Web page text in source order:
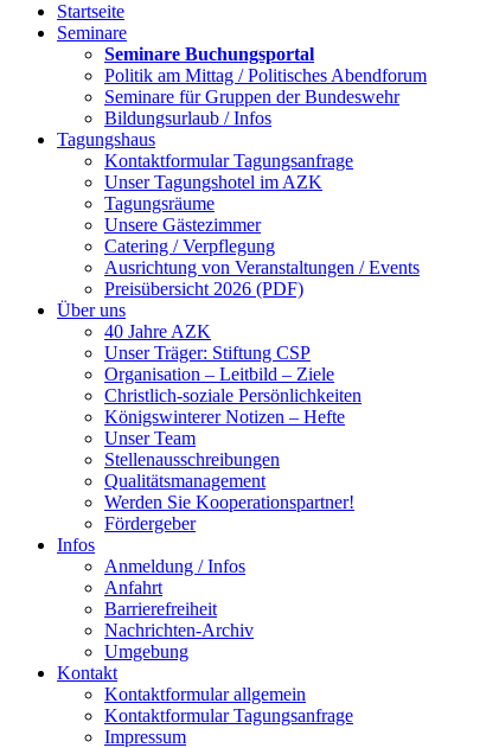
Startseite
Seminare
Seminare Buchungsportal
Politik am Mittag / Politisches Abendforum
Seminare für Gruppen der Bundeswehr
Bildungsurlaub / Infos
Tagungshaus
Kontaktformular Tagungsanfrage
Unser Tagungshotel im AZK
Tagungsräume
Unsere Gästezimmer
Catering / Verpflegung
Ausrichtung von Veranstaltungen / Events
Preisübersicht 2026 (PDF)
Über uns
40 Jahre AZK
Unser Träger: Stiftung CSP
Organisation – Leitbild – Ziele
Christlich-soziale Persönlichkeiten
Königswinterer Notizen – Hefte
Unser Team
Stellenausschreibungen
Qualitätsmanagement
Werden Sie Kooperationspartner!
Fördergeber
Infos
Anmeldung / Infos
Anfahrt
Barrierefreiheit
Nachrichten-Archiv
Umgebung
Kontakt
Kontaktformular allgemein
Kontaktformular Tagungsanfrage
Impressum